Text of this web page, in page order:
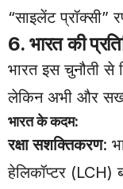
“साइलेंट प्रॉक्सी”
6. भारत की
भारत इस चुनौती से
लेकिन अभी और
भारत के कदम:
रक्षा सशक्तिकरण:
हेलिकॉप्टर (LCH)